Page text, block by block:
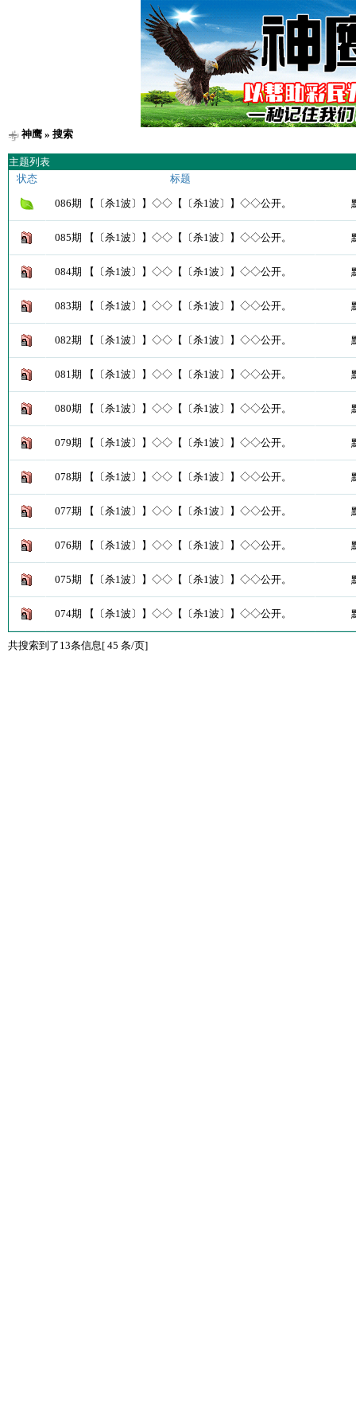
神鹰» 搜索
主题列表
状态
标题
086期 【〔杀1波〕】◇◇【〔杀1波〕】◇◇公开。
085期 【〔杀1波〕】◇◇【〔杀1波〕】◇◇公开。
084期 【〔杀1波〕】◇◇【〔杀1波〕】◇◇公开。
083期 【〔杀1波〕】◇◇【〔杀1波〕】◇◇公开。
082期 【〔杀1波〕】◇◇【〔杀1波〕】◇◇公开。
081期 【〔杀1波〕】◇◇【〔杀1波〕】◇◇公开。
080期 【〔杀1波〕】◇◇【〔杀1波〕】◇◇公开。
079期 【〔杀1波〕】◇◇【〔杀1波〕】◇◇公开。
078期 【〔杀1波〕】◇◇【〔杀1波〕】◇◇公开。
077期 【〔杀1波〕】◇◇【〔杀1波〕】◇◇公开。
076期 【〔杀1波〕】◇◇【〔杀1波〕】◇◇公开。
075期 【〔杀1波〕】◇◇【〔杀1波〕】◇◇公开。
074期 【〔杀1波〕】◇◇【〔杀1波〕】◇◇公开。
共搜索到了13条信息[ 45 条/页]